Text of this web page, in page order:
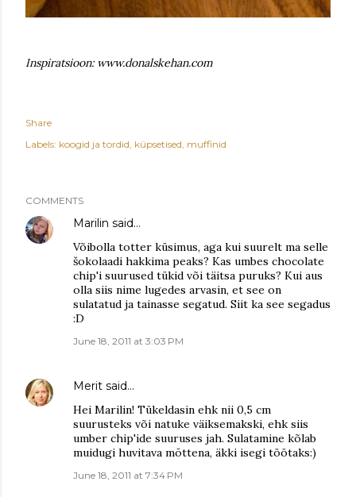
Inspiratsioon: www.donalskehan.com
Share
Labels: koogid ja tordid küpsetised muffinid
COMMENTS
Marilin said…
Võibolla totter küsimus, aga kui suurelt ma selle
šokolaadi hakkima peaks? Kas umbes chocolate
chip'i suurused tükid või täitsa puruks? Kui aus
olla siis nime lugedes arvasin, et see on
sulatatud ja tainasse segatud. Siit ka see segadus
:D
June 18, 2011 at 3:03 PM
Merit said…
Hei Marilin! Tükeldasin ehk nii 0,5 cm
suurusteks või natuke väiksemakski, ehk siis
umber chip'ide suuruses jah. Sulatamine kõlab
muidugi huvitava mōttena, äkki isegi töötaks:)
June 18, 2011 at 7:34 PM